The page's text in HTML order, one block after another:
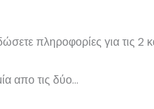
πληροφορίες για τις 2
απο τις δύο…